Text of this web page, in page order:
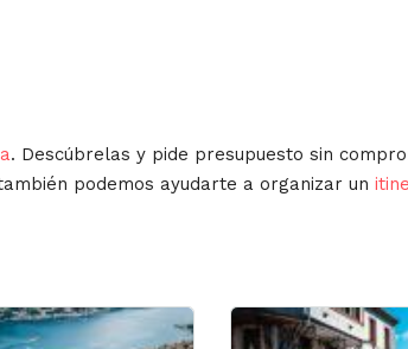
. Descúbrelas y pide presupuesto sin
podemos ayudarte a organizar un